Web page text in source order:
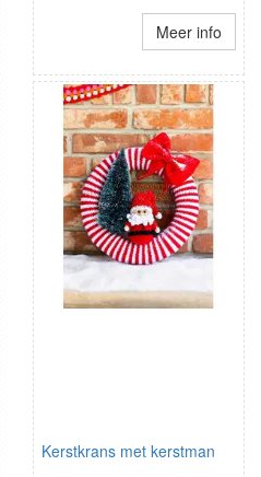
Meer info
Kerstkrans met kerstman